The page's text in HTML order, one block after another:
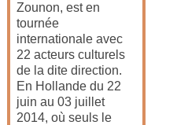
Zounon, est en
tournée
internationale avec
22 acteurs culturels
de la dite direction.
En Hollande du 22
juin au 03 juillet
2014, où seuls le